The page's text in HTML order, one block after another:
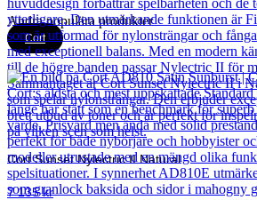
Andra populära produkter
Cort
Cort Sunset Nylectric II Natural
7 135kr